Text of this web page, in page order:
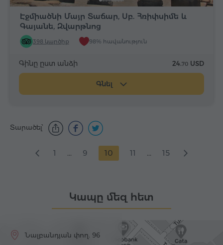
Էջմիածնի Մայր Տաճար, Սբ. Հռիփսիմե և
Գայանե, Զվարթնոց
398 կարծիք 98% հավանություն
Գինը ըստ անձի 24.70 USD
Գնել
Տարածել՝
1 ... 9 10 11 ... 15
Կապը մեզ հետ
Նալբանդյան փող. 96